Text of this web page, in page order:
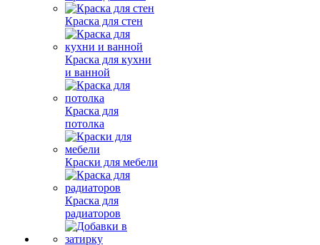
Краска для стен
Краска для кухни
и ванной
Краска для
потолка
Краски для мебели
Краска для
радиаторов